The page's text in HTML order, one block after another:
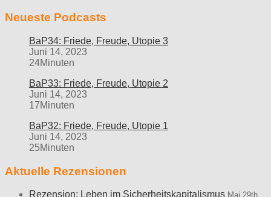
Neueste Podcasts
BaP34: Friede, Freude, Utopie 3
Juni 14, 2023
24Minuten
BaP33: Friede, Freude, Utopie 2
Juni 14, 2023
17Minuten
BaP32: Friede, Freude, Utopie 1
Juni 14, 2023
25Minuten
Aktuelle Rezensionen
Rezension: Leben im Sicherheitskapitalismus Mai 29th,